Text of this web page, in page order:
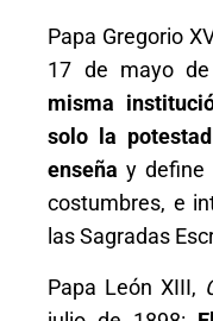
Papa Gregorio
17 de mayo
misma
solo la
enseña y
costumbres, e
las Sagradas
Papa León XIII,